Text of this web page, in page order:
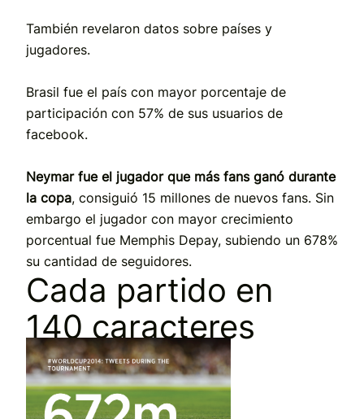
También revelaron datos sobre países y
jugadores.
Brasil fue el país con mayor porcentaje de
participación con 57% de sus usuarios de
facebook.
Neymar fue el jugador que más fans ganó durante
la copa, consiguió 15 millones de nuevos fans. Sin
embargo el jugador con mayor crecimiento
porcentual fue Memphis Depay, subiendo un 678%
su cantidad de seguidores.
Cada partido en
140 caracteres